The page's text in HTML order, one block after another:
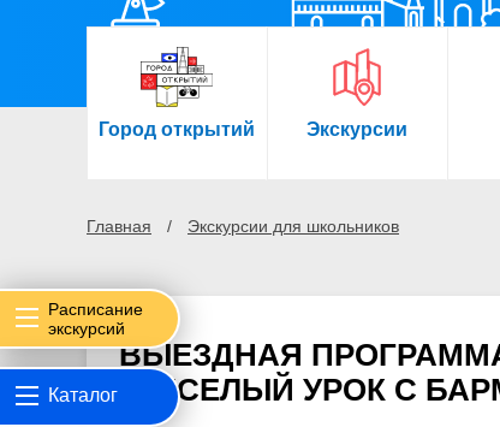
Город открытий Экскурсии
Главная Экскурсии для школьников
Расписание
экскурсий
Каталог
ВЫЕЗДНАЯ
"ВЕСЕЛЫЙ УРОК С